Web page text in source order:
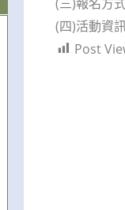
(四)活動資
Post